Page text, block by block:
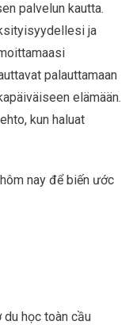
palvelun kautta.
ja
palauttamaan
elämään.
kun haluat
nay để biến ước
du học toàn cầu